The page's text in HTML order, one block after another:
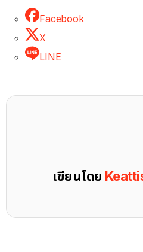
Facebook
X
LINE
เขียนโดย